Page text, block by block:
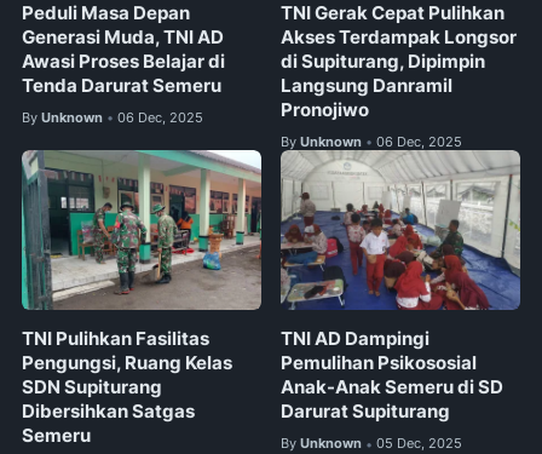
Peduli Masa Depan
Generasi Muda, TNI AD
Awasi Proses Belajar di
Tenda Darurat Semeru
By Unknown • 06 Dec, 2025
TNI Gerak Cepat Pulihkan
Akses Terdampak Longsor
di Supiturang, Dipimpin
Langsung Danramil
Pronojiwo
By Unknown • 06 Dec, 2025
TNI Pulihkan Fasilitas
Pengungsi, Ruang Kelas
SDN Supiturang
Dibersihkan Satgas
Semeru
TNI AD Dampingi
Pemulihan Psikososial
Anak-Anak Semeru di SD
Darurat Supiturang
By Unknown • 05 Dec, 2025